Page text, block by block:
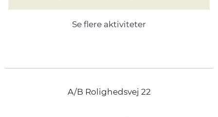
Se flere aktiviteter
A/B Rolighedsvej 22